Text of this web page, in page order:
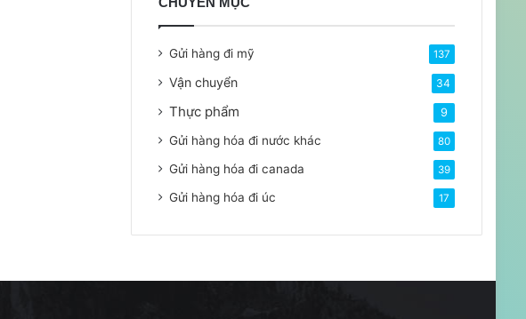
Gửi hàng đi mỹ 137
Vận chuyển 34
Thực phẩm 9
Gửi hàng hóa đi nước khác 80
Gửi hàng hóa đi canada 39
Gửi hàng hóa đi úc 17